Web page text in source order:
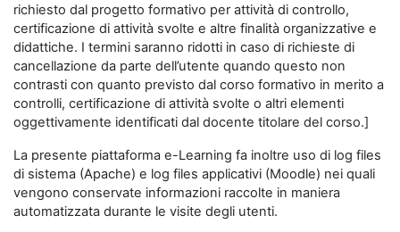
richiesto dal progetto formativo per attività di controllo,
certificazione di attività svolte e altre finalità organizzative e
didattiche. I termini saranno ridotti in caso di richieste di
cancellazione da parte dell’utente quando questo non
contrasti con quanto previsto dal corso formativo in merito a
controlli, certificazione di attività svolte o altri elementi
oggettivamente identificati dal docente titolare del corso.]
La presente piattaforma e-Learning fa inoltre uso di log files
di sistema (Apache) e log files applicativi (Moodle) nei quali
vengono conservate informazioni raccolte in maniera
automatizzata durante le visite degli utenti.